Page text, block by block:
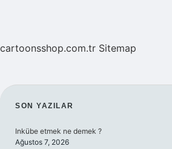
cartoonsshop.com.tr Sitemap
SIDEBAR
SON YAZILAR
Inkübe etmek ne demek ?
Ağustos 7, 2026